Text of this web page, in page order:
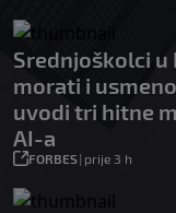
Srednjoškolci u
morati i
uvodi tri hitne
AI-a
FORBES| prije 3 h